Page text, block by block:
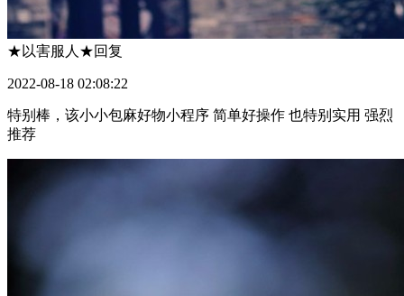
★以害服人★回复
2022-08-18 02:08:22
特别棒，该小小包麻好物小程序 简单好操作 也特别实用 强烈
推荐